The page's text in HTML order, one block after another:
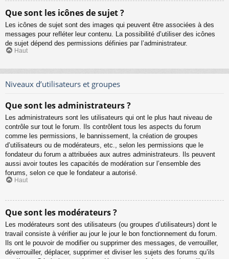
Que sont les icônes de sujet ?
Les icônes de sujet sont des images qui peuvent être associées à des
messages pour refléter leur contenu. La possibilité d’utiliser des icônes
de sujet dépend des permissions définies par l’administrateur.
Haut
Niveaux d’utilisateurs et groupes
Que sont les administrateurs ?
Les administrateurs sont les utilisateurs qui ont le plus haut niveau de
contrôle sur tout le forum. Ils contrôlent tous les aspects du forum
comme les permissions, le bannissement, la création de groupes
d’utilisateurs ou de modérateurs, etc., selon les permissions que le
fondateur du forum a attribuées aux autres administrateurs. Ils peuvent
aussi avoir toutes les capacités de modération sur l’ensemble des
forums, selon ce que le fondateur a autorisé.
Haut
Que sont les modérateurs ?
Les modérateurs sont des utilisateurs (ou groupes d’utilisateurs) dont le
travail consiste à vérifier au jour le jour le bon fonctionnement du forum.
Ils ont le pouvoir de modifier ou supprimer des messages, de verrouiller,
déverrouiller, déplacer, supprimer et diviser les sujets des forums qu’ils